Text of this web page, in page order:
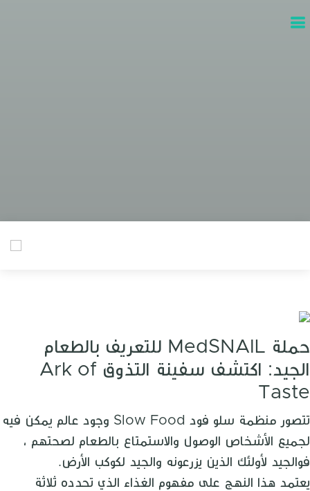
حملة MedSNAIL للتعريف بالطعام
الجيد: اكتشف سفينة التذوق Ark of
Taste
تتصور منظمة سلو فود Slow Food وجود عالم يمكن فيه
لجميع الأشخاص الوصول والاستمتاع بالطعام لصحتهم ،
فوالجيد لأولئك الذين يزرعونه والجيد لكوكب الأرض.
يعتمد هذا النهج على مفهوم الغذاء الذي تحدده ثلاثة